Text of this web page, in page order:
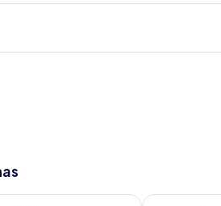
para mañana ago 8 - ago 9
Consulta la